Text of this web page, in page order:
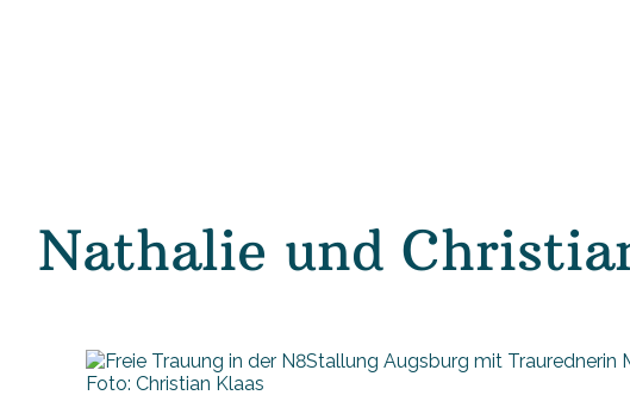
Nathalie und
Foto: Christian Klaas